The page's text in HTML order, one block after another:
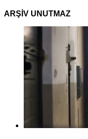
ARŞIV UNUTMAZ